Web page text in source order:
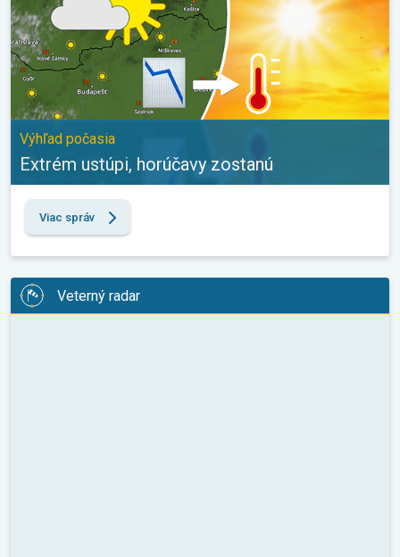
Výhľad počasia
Extrém ustúpi, horúčavy zostanú
Viac správ
Veterný radar